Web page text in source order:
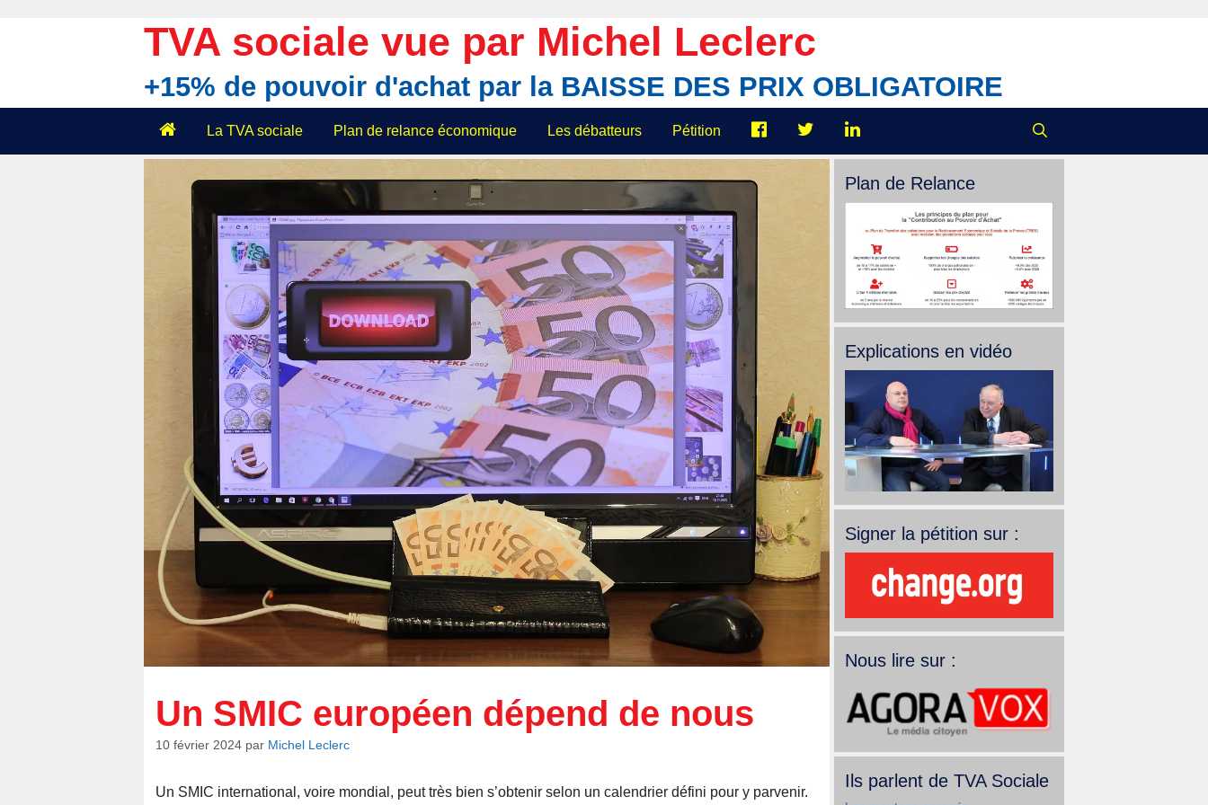
TVA sociale vue par Michel Leclerc
+15% de pouvoir d'achat par la BAISSE DES PRIX OBLIGATOIRE
La TVA sociale Plan de relance économique Les débatteurs Pétition
Un SMIC européen dépend de nous
10 février 2024 par Michel Leclerc
Un SMIC international, voire mondial, peut très bien s’obtenir selon un calendrier défini pour y parvenir.
Plan de Relance
Explications en vidéo
Signer la pétition sur :
Nous lire sur :
Ils parlent de TVA Sociale